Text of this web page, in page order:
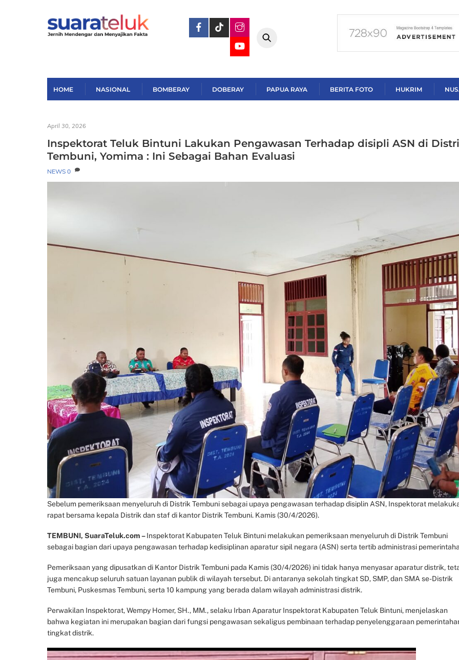
HOME NASIONAL BOMBERAY DOBERAY PAPUA RAYA BERITA FOTO HUKRIM
April 30, 2026
Inspektorat Teluk Bintuni Lakukan Pengawasan Terhadap disipli ASN di
Tembuni, Yomima : Ini Sebagai Bahan Evaluasi
NEWS 0
Sebelum pemeriksaan menyeluruh di Distrik Tembuni sebagai upaya pengawasan terhadap disiplin ASN, Inspektorat
rapat bersama kepala Distrik dan staf di kantor Distrik Tembuni. Kamis (30/4/2026).
TEMBUNI, SuaraTeluk.com –Inspektorat Kabupaten Teluk Bintuni melakukan pemeriksaan menyeluruh di Distrik Tembuni
sebagai bagian dari upaya pengawasan terhadap kedisiplinan aparatur sipil negara (ASN) serta tertib administrasi
Pemeriksaan yang dipusatkan di Kantor Distrik Tembuni pada Kamis (30/4/2026) ini tidak hanya menyasar aparatur distrik,
juga mencakup seluruh satuan layanan publik di wilayah tersebut. Di antaranya sekolah tingkat SD, SMP, dan SMA se-Distrik
Tembuni, Puskesmas Tembuni, serta 10 kampung yang berada dalam wilayah administrasi distrik.
Perwakilan Inspektorat, Wempy Homer, SH., MM., selaku Irban Aparatur Inspektorat Kabupaten Teluk Bintuni, menjelaskan
bahwa kegiatan ini merupakan bagian dari fungsi pengawasan sekaligus pembinaan terhadap penyelenggaraan
tingkat distrik.